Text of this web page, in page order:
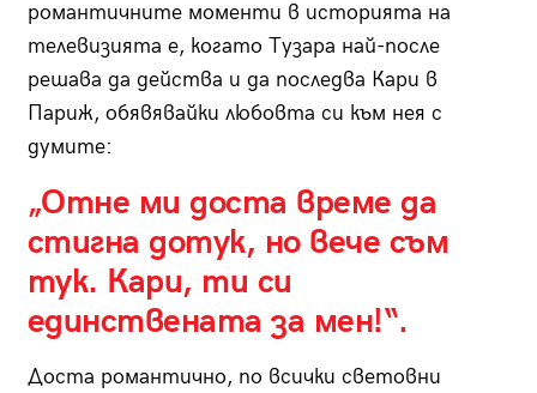
романтичните моменти в историята на
телевизията е, когато Тузара най-после
решава да действа и да последва Кари в
Париж, обявявайки любовта си към нея с
думите:
„Отне ми доста време да
стигна дотук, но вече съм
тук. Кари, ти си
единствената за мен!“.
Доста романтично, по всички световни